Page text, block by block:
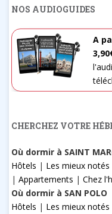
NOS AUDIOGUIDES
A
CHERCHEZ VOTRE
Où dormir à SAINT
Hôtels | Les mieux notés
| Appartements | Chez
Où dormir à SAN POLO
Hôtels | Les mieux notés